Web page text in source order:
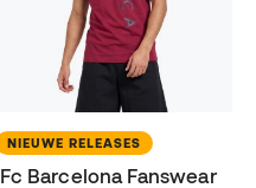
NIEUWE RELEASES
Fc Barcelona Fanswear